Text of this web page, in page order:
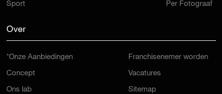
Sport Per Fotograaf
Over
*Onze Aanbiedingen
Concept
Ons lab
Franchisenemer worden
Vacatures
Sitemap